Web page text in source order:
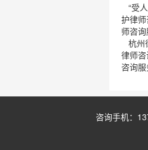
“受
护律
师咨
杭州
律师
咨询
咨询手机：